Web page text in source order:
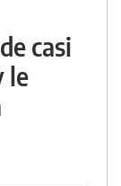
casi
le